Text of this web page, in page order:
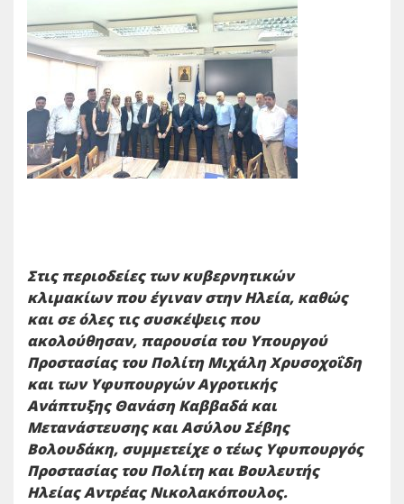
Στις περιοδείες των κυβερνητικών
κλιμακίων που έγιναν στην Ηλεία, καθώς
και σε όλες τις συσκέψεις που
ακολούθησαν, παρουσία του Υπουργού
Προστασίας του Πολίτη Μιχάλη Χρυσοχοΐδη
και των Υφυπουργών Αγροτικής
Ανάπτυξης Θανάση Καββαδά και
Μετανάστευσης και Ασύλου Σέβης
Βολουδάκη, συμμετείχε ο τέως Υφυπουργός
Προστασίας του Πολίτη και Βουλευτής
Ηλείας Αντρέας Νικολακόπουλος.